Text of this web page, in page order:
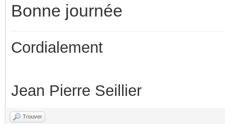
Bonne journée
Cordialement
Jean Pierre Seillier
Trouver